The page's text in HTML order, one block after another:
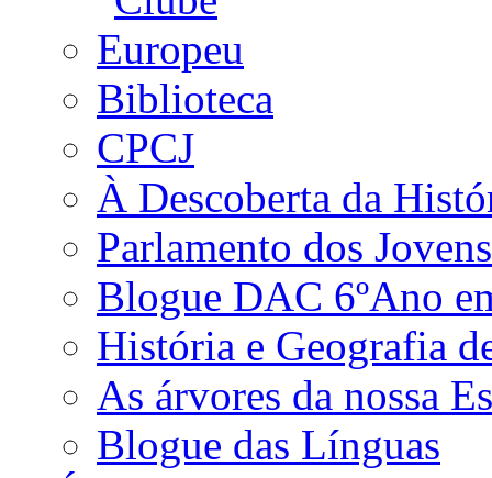
Biblioteca
CPCJ
À Descoberta da
Parlamento dos Jovens
Blogue DAC 6ºAno
História e Geografia
As árvores da nossa
Blogue das Línguas